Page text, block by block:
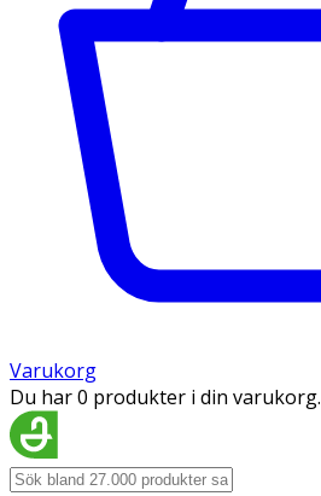
Varukorg
Du har 0 produkter i din varukorg.